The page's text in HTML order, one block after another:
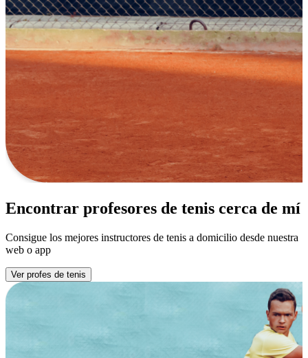
Encontrar profesores de tenis cerca de mí
Consigue los mejores instructores de tenis a domicilio desde nuestra
web o app
Ver profes de tenis